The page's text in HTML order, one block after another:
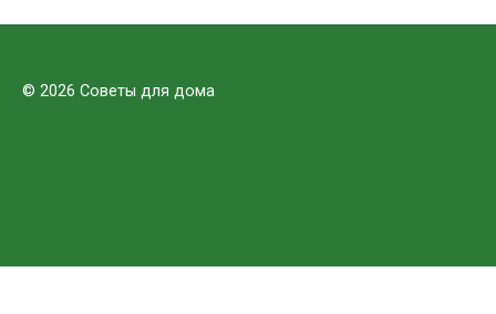
© 2026 Советы для дома